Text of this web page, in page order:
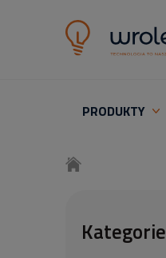
PRODUKTY
Kategorie